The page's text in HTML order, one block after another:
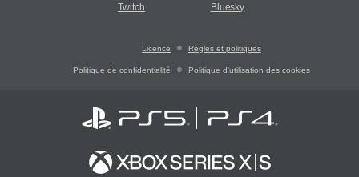
Twitch Bluesky
Licence Règles et politiques
Politique de confidentialité Politique d'utilisation des cookies